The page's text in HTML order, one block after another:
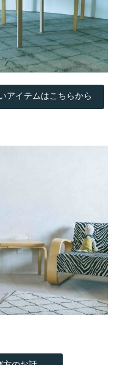
アイテムはこちらから